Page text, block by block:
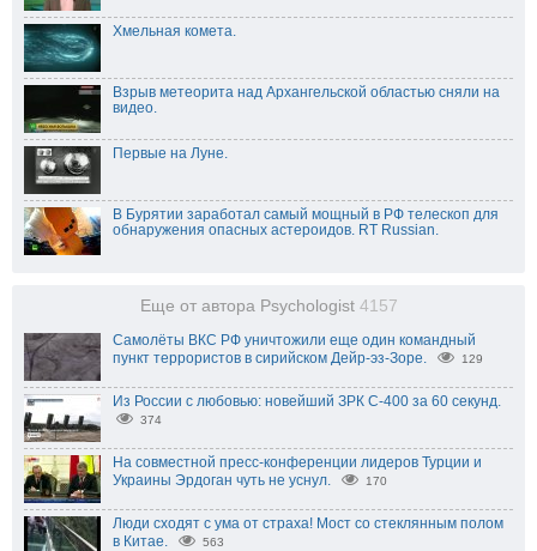
Хмельная комета.
Взрыв метеорита над Архангельской областью сняли на
видео.
Первые на Луне.
В Бурятии заработал самый мощный в РФ телескоп для
обнаружения опасных астероидов. RT Russian.
Еще от автора Psychologist 4157
Самолёты ВКС РФ уничтожили еще один командный
пункт террористов в сирийском Дейр-эз-Зоре.
129
Из России с любовью: новейший ЗРК С-400 за 60 секунд.
374
На совместной пресс-конференции лидеров Турции и
Украины Эрдоган чуть не уснул.
170
Люди сходят с ума от страха! Мост со стеклянным полом
в Китае.
563